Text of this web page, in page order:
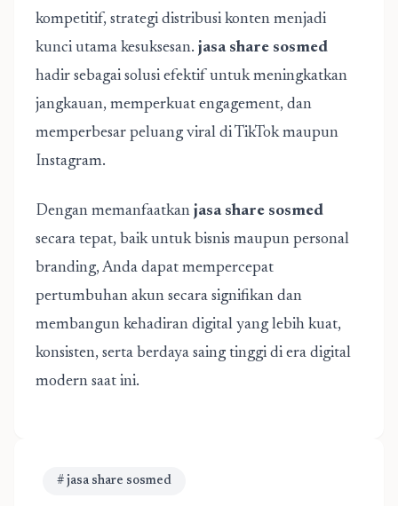
kompetitif, strategi distribusi konten menjadi
kunci utama kesuksesan. jasa share sosmed
hadir sebagai solusi efektif untuk meningkatkan
jangkauan, memperkuat engagement, dan
memperbesar peluang viral di TikTok maupun
Instagram.
Dengan memanfaatkan jasa share sosmed
secara tepat, baik untuk bisnis maupun personal
branding, Anda dapat mempercepat
pertumbuhan akun secara signifikan dan
membangun kehadiran digital yang lebih kuat,
konsisten, serta berdaya saing tinggi di era digital
modern saat ini.
# jasa share sosmed